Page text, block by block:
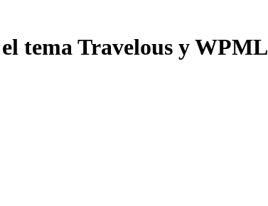
tema Travelous y WPML